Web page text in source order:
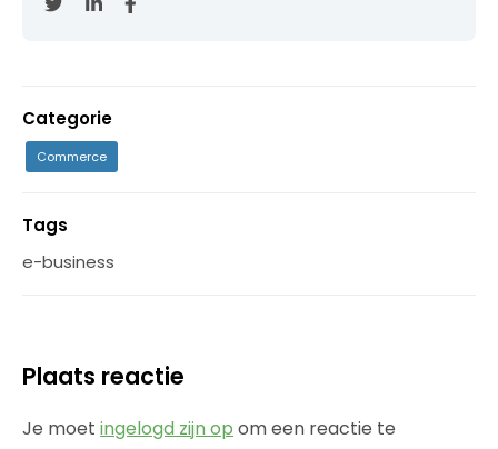
Categorie
Commerce
Tags
e-business
Plaats reactie
Je moet ingelogd zijn op om een reactie te